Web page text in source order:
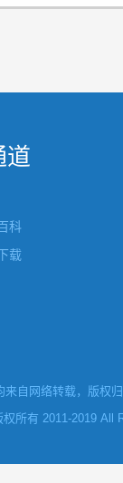
道
科
载
自网络转载，版权
所有 2011-2019